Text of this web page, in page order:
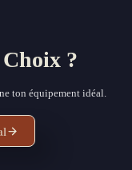
?
ton équipement idéal.